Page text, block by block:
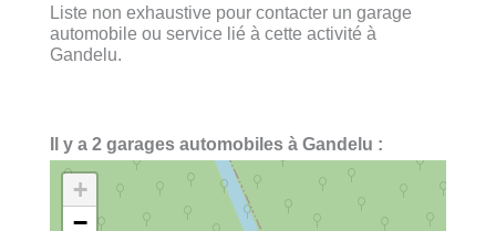
Liste non exhaustive pour contacter un garage
automobile ou service lié à cette activité à
Gandelu.
Il y a 2 garages automobiles à Gandelu :
+
−